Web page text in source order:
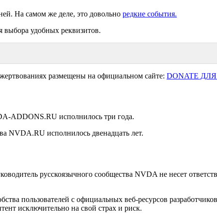
На самом же деле, это довольно редкие события.
выбора удобных реквизитов.
размещены на официальном сайте: DONATE
ADDONS.RU исполнилось три года.
NVDA.RU исполнилось двенадцать лет.
русскоязычного сообщества NVDA не несет
пользователей с официальных веб-ресурсов
исключительно на свой страх и риск.